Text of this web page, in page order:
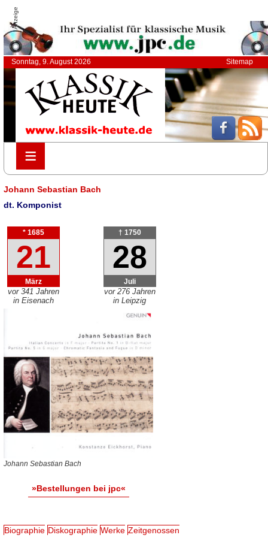
Anzeige
Sonntag, 9. August 2026 Sitemap
≡
≡
Johann Sebastian Bach
dt. Komponist
* 1685
21
März
vor 341 Jahren
in Eisenach
† 1750
28
Juli
vor 276 Jahren
in Leipzig
Johann Sebastian Bach
»Bestellungen bei jpc«
Biographie Diskographie Werke Zeitgenossen